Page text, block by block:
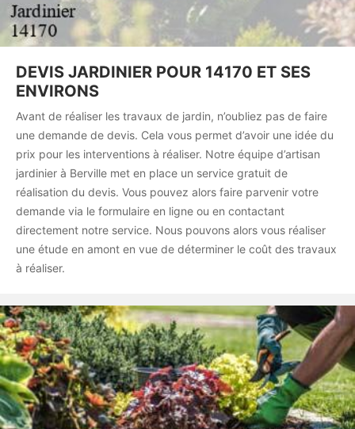
DEVIS JARDINIER POUR 14170 ET SES
ENVIRONS
Avant de réaliser les travaux de jardin, n’oubliez pas de faire
une demande de devis. Cela vous permet d’avoir une idée du
prix pour les interventions à réaliser. Notre équipe d’artisan
jardinier à Berville met en place un service gratuit de
réalisation du devis. Vous pouvez alors faire parvenir votre
demande via le formulaire en ligne ou en contactant
directement notre service. Nous pouvons alors vous réaliser
une étude en amont en vue de déterminer le coût des travaux
à réaliser.